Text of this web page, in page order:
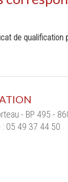
de qualification
- BP 495 -
: 05 49 37 44 50